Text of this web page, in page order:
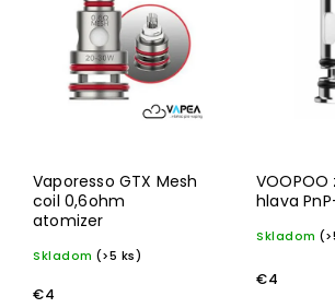
Vaporesso GTX Mesh
coil 0,6ohm
atomizer
Skladom (>5 ks)
€4
Skladom
€4